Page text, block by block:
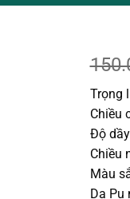
Trọng
Chiều
Độ
Chiều
Màu
Da Pu